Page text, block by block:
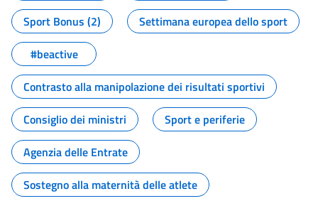
Sport Bonus (2)
Settimana europea dello sport
#beactive
Contrasto alla manipolazione dei risultati sportivi
Consiglio dei ministri
Sport e periferie
Agenzia delle Entrate
Sostegno alla maternità delle atlete